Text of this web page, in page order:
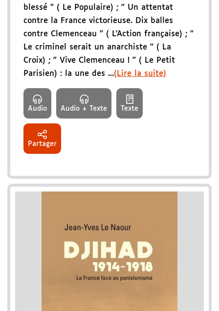
blessé " ( Le Populaire) ; " Un attentat
contre la France victorieuse. Dix balles
contre Clemenceau " ( L'Action française) ; "
Le criminel serait un anarchiste " ( La
Croix) ; " Vive Clemenceau ! " ( Le Petit
Parisien) : la une des ...(Lire la suite)
Audio Audio + Texte Texte
Partager